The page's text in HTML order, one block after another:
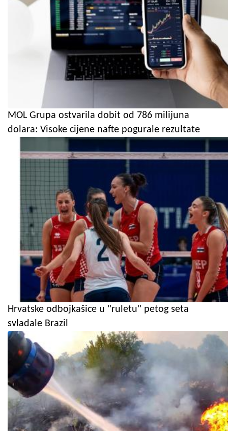
MOL Grupa ostvarila dobit od 786 milijuna
dolara: Visoke cijene nafte pogurale rezultate
Hrvatske odbojkašice u "ruletu" petog seta
svladale Brazil